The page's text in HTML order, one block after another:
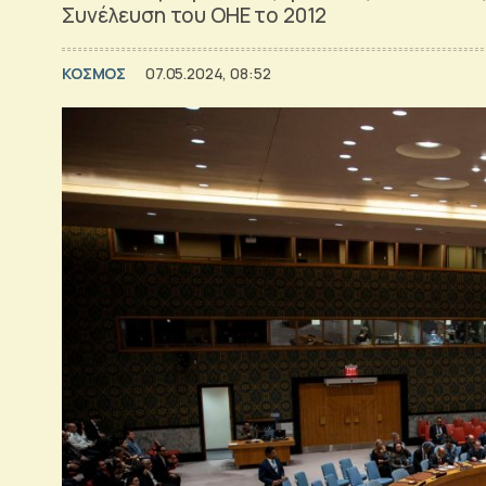
Συνέλευση του ΟΗΕ το 2012
ΚΟΣΜΟΣ 07.05.2024, 08:52